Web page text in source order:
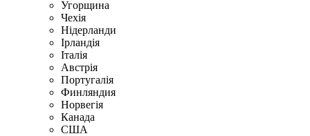
Угорщина
Чехія
Нідерланди
Iрландія
Iталiя
Австрія
Португалія
Финляндия
Норвегія
Канада
США